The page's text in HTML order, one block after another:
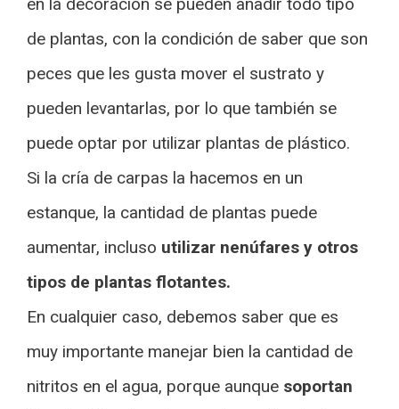
de plantas, con la condición de saber que son
peces que les gusta mover el sustrato y
pueden levantarlas, por lo que también se
puede optar por utilizar plantas de plástico.
Si la cría de carpas la hacemos en un
estanque, la cantidad de plantas puede
aumentar, incluso utilizar nenúfares y otros
tipos de plantas flotantes.
En cualquier caso, debemos saber que es
muy importante manejar bien la cantidad de
nitritos en el agua, porque aunque soportan